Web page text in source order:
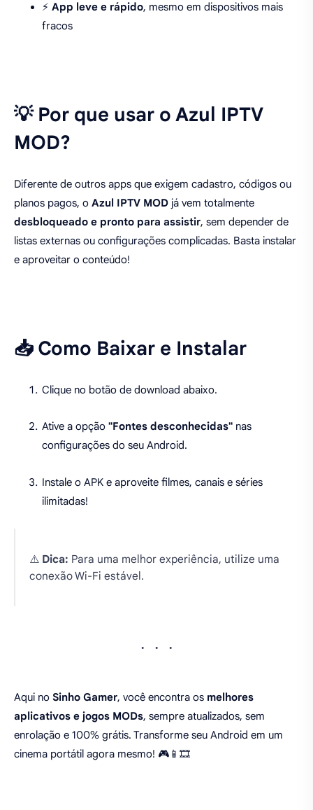
⚡ App leve e rápido, mesmo em dispositivos mais
fracos
💡 Por que usar o Azul IPTV
MOD?
Diferente de outros apps que exigem cadastro, códigos ou
planos pagos, o Azul IPTV MOD já vem totalmente
desbloqueado e pronto para assistir, sem depender de
listas externas ou configurações complicadas. Basta instalar
e aproveitar o conteúdo!
📥 Como Baixar e Instalar
Clique no botão de download abaixo.
Ative a opção "Fontes desconhecidas" nas
configurações do seu Android.
Instale o APK e aproveite filmes, canais e séries
ilimitadas!
⚠️ Dica: Para uma melhor experiência, utilize uma
conexão Wi-Fi estável.
Aqui no Sinho Gamer, você encontra os melhores
aplicativos e jogos MODs, sempre atualizados, sem
enrolação e 100% grátis. Transforme seu Android em um
cinema portátil agora mesmo! 🎮📱🎞️